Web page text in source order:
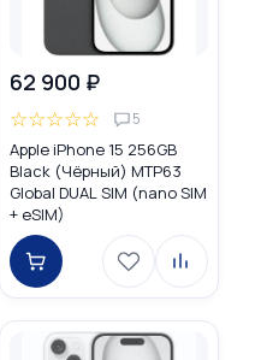
62 900 ₽
☆☆☆☆☆ 5
Apple iPhone 15 256GB
Black (Чёрный) MTP63
Global DUAL SIM (nano SIM
+ eSIM)